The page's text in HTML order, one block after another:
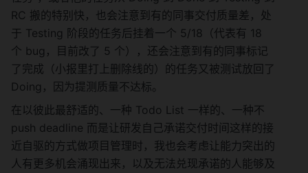
    "header": Header(
        "turquoise" if
for_daily_report else "indigo",
        PlainText("🗓 周四任务日报" if
for_daily_report else "🎯 周四任务进
展")
    ),
    "elements": [
        Markdown("**📆 任务总览**"),
        *all_status_section_obj,
        *status_changed_obj,
RC 搬的特别快，也会注意到有的同事交付质量差，处
于 Testing 阶段的任务后挂着一个 5/18（代表有 18
个 bug，目前改了 5 个），还会注意到有的同事标记
了完成（小报里打上删除线的）的任务又被测试放回了
Doing，因为提测质量不达标。
在以彼此最舒适的、一种 Todo List 一样的、一种不
push deadline 而是让研发自己承诺交付时间这样的接
近自驱的方式做项目管理时，我也会考虑让能力突出的
人有更多机会涌现出来，以及无法兑现承诺的人能够及